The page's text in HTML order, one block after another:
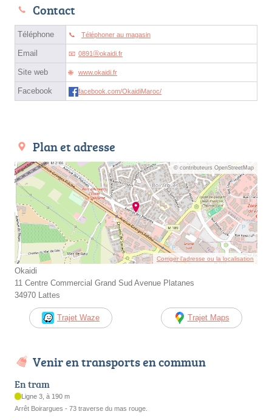
Contact
Téléphone Téléphoner au magasin
Email 0891ⓐokaidi.fr
Site web www.okaidi.fr
Facebook facebook.com/OkaidiMaroc/
Plan et adresse
© contributeurs OpenStreetMap
Corriger l’adresse ou la localisation
Okaidi
11 Centre Commercial Grand Sud Avenue Platanes
34970 Lattes
Trajet Waze Trajet Maps
Venir en transports en commun
En tram
Ligne 3, à 190 m
Arrêt Boirargues - 73 traverse du mas rouge.